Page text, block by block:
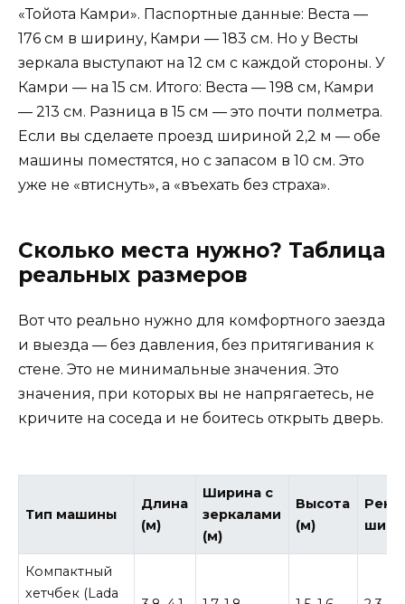
«Тойота Камри». Паспортные данные: Веста —
176 см в ширину, Камри — 183 см. Но у Весты
зеркала выступают на 12 см с каждой стороны. У
Камри — на 15 см. Итого: Веста — 198 см, Камри
— 213 см. Разница в 15 см — это почти полметра.
Если вы сделаете проезд шириной 2,2 м — обе
машины поместятся, но с запасом в 10 см. Это
уже не «втиснуть», а «въехать без страха».
Сколько места нужно? Таблица
реальных размеров
Вот что реально нужно для комфортного заезда
и выезда — без давления, без притягивания к
стене. Это не минимальные значения. Это
значения, при которых вы не напрягаетесь, не
кричите на соседа и не боитесь открыть дверь.
Тип машины
Длина
(м)
Ширина с
зеркалами
(м)
Высота
(м)
Компактный
хетчбек (Lada